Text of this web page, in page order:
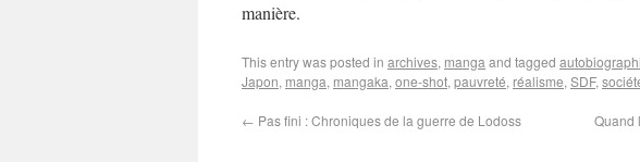
manière.
This entry was posted in archives, manga and tagged
Japon, manga, mangaka, one-shot, pauvreté, réalisme, SDF,
← Pas fini : Chroniques de la guerre de Lodoss
Quand